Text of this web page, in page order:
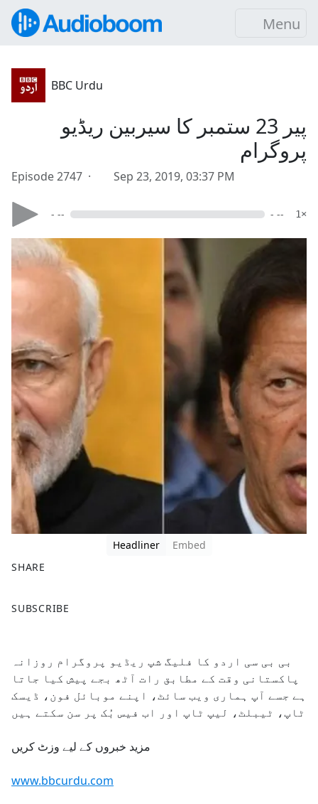
Menu
BBC Urdu
پیر 23 ستمبر کا سیربین ریڈیو
پروگرام
Episode 2747 · Sep 23, 2019, 03:37 PM
- -- - -- 1×
Headliner
Embed
SHARE
a
b
o
o
k
SUBSCRIBE
بی بی سی اردو کا فلیگ شپ ریڈیو پروگرام روزانہ
پاکستانی وقت کے مطابق رات آٹھ بجے پیش کیا جاتا
ہے جسے آپ ہماری ویب سائٹ، اپنے موبائل فون، ڈیسک
ٹاپ، ٹیبلٹ، لیپ ٹاپ اور اب فیس بُک پر سن سکتے ہیں
www.bbcurdu.com